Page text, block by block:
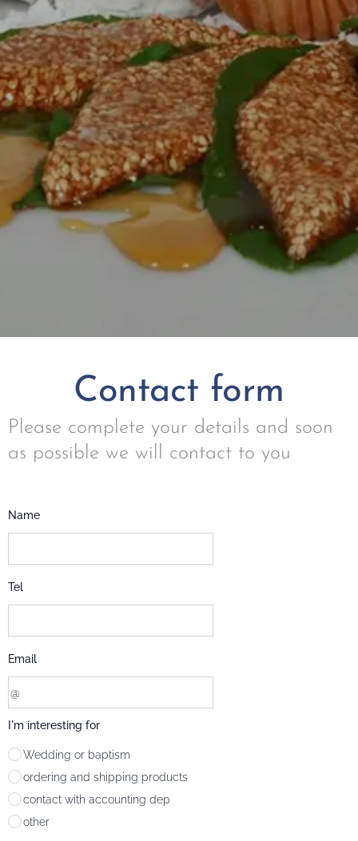
Contact form
Please complete your details and soon
as possible we will contact to you
Name
Tel
Email
I'm interesting for
Wedding or baptism
ordering and shipping products
contact with accounting dep
other